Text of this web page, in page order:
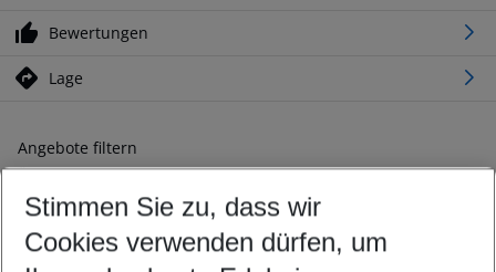
Bewertungen
Lage
Angebote filtern
Ändern Sie Ihre Kriterien nach Ihren Wünschen
Abflughafen wählen
Beliebiger Abflughafen
Stimmen Sie zu, dass wir
Cookies verwenden dürfen, um